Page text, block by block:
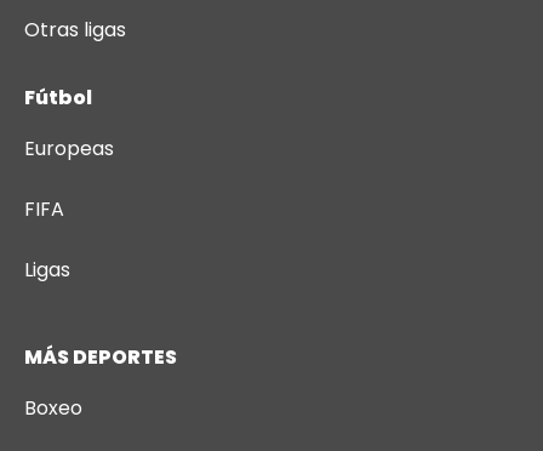
Otras ligas
Fútbol
Europeas
FIFA
Ligas
MÁS DEPORTES
Boxeo